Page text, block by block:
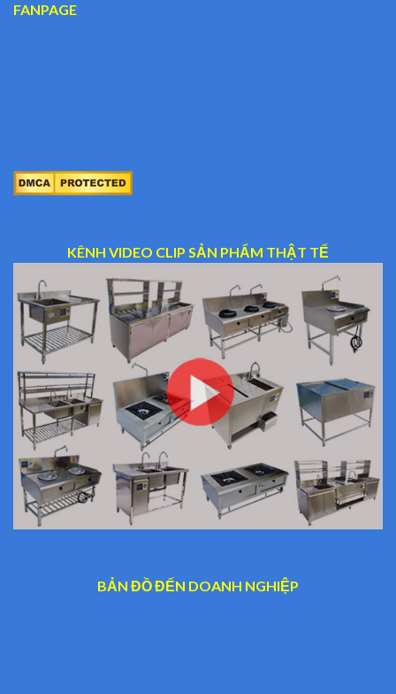
FANPAGE
KÊNH VIDEO CLIP SẢN PHẨM THẬT TẾ
BẢN ĐỒ ĐẾN DOANH NGHIỆP